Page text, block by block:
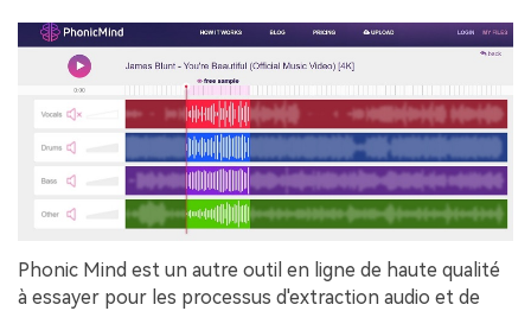
Phonic Mind est un autre outil en ligne de haute qualité
à essayer pour les processus d'extraction audio et de